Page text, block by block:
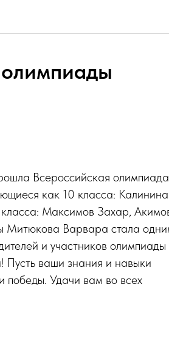
Всероссийская олимпиада
как 10 класса: Калинина
Максимов Захар,
Митюкова Варвара стала
и участников олимпиады
Пусть ваши знания и навыки
победы. Удачи вам во всех